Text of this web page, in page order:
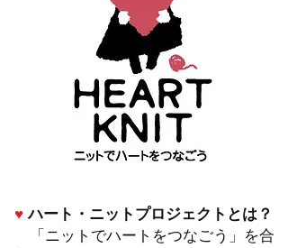
♥ ハート・ニットプロジェクトとは？
「ニットでハートをつなごう」を合